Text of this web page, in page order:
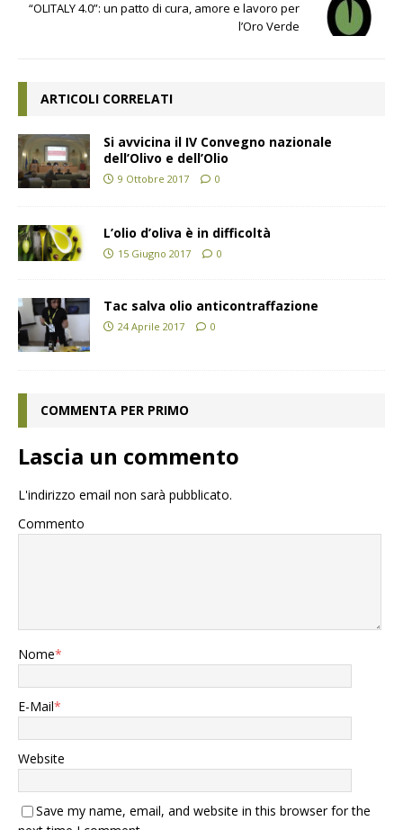
“OLITALY 4.0”: un patto di cura, amore e lavoro per
l’Oro Verde
ARTICOLI CORRELATI
Si avvicina il IV Convegno nazionale
dell’Olivo e dell’Olio
9 Ottobre 2017 0
L’olio d’oliva è in difficoltà
15 Giugno 2017 0
Tac salva olio anticontraffazione
24 Aprile 2017 0
COMMENTA PER PRIMO
Lascia un commento
L'indirizzo email non sarà pubblicato.
Commento
Nome*
E-Mail*
Website
Save my name, email, and website in this browser for the